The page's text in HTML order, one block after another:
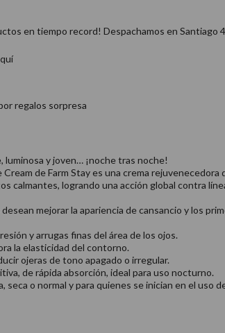
en tiempo record! Despachamos en Santiago
regalos sorpresa
luminosa y joven… ¡noche tras noche!
Cream de Farm Stay es una crema
calmantes, logrando una acción global contra
mejorar la apariencia de cansancio y los
y arrugas finas del área de los ojos.
la elasticidad del contorno.
ojeras de tono apagado o irregular.
de rápida absorción, ideal para uso nocturno.
seca o normal y para quienes se inician en el uso